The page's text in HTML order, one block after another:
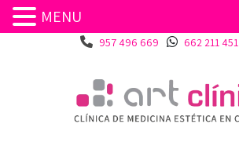
957 496 669 662 211 451
MENU